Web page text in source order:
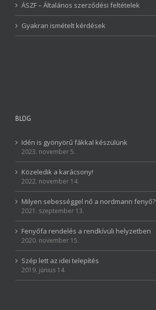
ÁSZF – Általános szerződési feltételek
Gyakran ismételt kérdések
BLOG
Idén is gyönyörű fákkal készülünk
2023. november 5.
Közeledik a karácsony!
2022. november 14.
Milyen sebességgel nő a nordmann fenyő?
2021. szeptember 13.
Fenyőfa rendelés a rendkívüli helyzetben
2020. november 15.
Szép lett az idei telepítés
2019. június 14.